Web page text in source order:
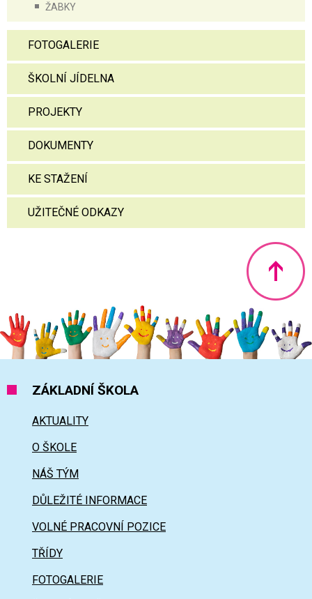
ŽABKY
FOTOGALERIE
ŠKOLNÍ JÍDELNA
PROJEKTY
DOKUMENTY
KE STAŽENÍ
UŽITEČNÉ ODKAZY
ZÁKLADNÍ ŠKOLA
AKTUALITY
O ŠKOLE
NÁŠ TÝM
DŮLEŽITÉ INFORMACE
VOLNÉ PRACOVNÍ POZICE
TŘÍDY
FOTOGALERIE